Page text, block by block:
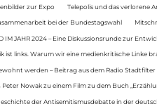
zur Expo Telepolis und das verlorene
bei der Bundestagswahl
IM JAHR 2024 – Eine Diskussionsrunde zur
ist links. Warum wir eine medienkritische Linke
werden – Beitrag aus dem Radio
Nowak zu einem Film zu dem Buch
der Antisemitismusdebatte in der